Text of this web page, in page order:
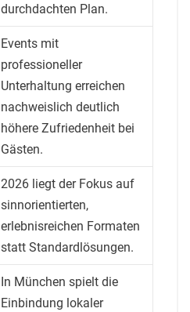
durchdachten Plan.
Events mit
professioneller
Unterhaltung erreichen
nachweislich deutlich
höhere Zufriedenheit bei
Gästen.
2026 liegt der Fokus auf
sinnorientierten,
erlebnisreichen Formaten
statt Standardlösungen.
In München spielt die
Einbindung lokaler